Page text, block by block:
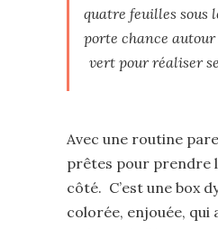
quatre feuilles sous
porte chance
vert pour réaliser
Avec une routine
prêtes pour prendre
côté. C’est une box
colorée, enjouée, qui